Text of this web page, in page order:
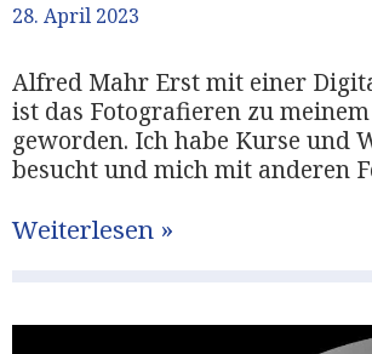
28. April 2023
Alfred Mahr Erst mit einer
ist das Fotografieren zu
geworden. Ich habe Kurse und
besucht und mich mit anderen
Weiterlesen »